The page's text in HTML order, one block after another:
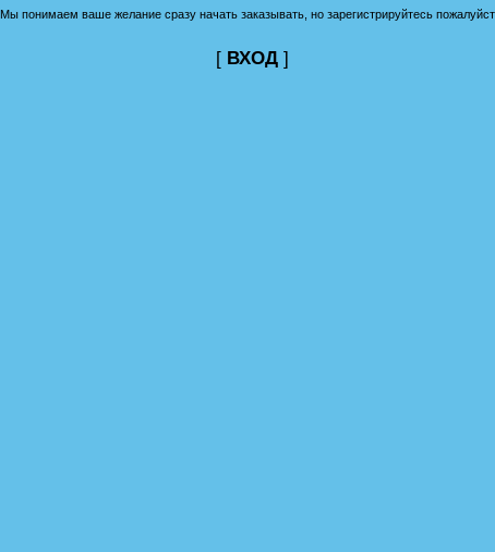
Мы понимаем ваше желание сразу начать заказывать, но зарегистрируйтесь
[ ВХОД ]